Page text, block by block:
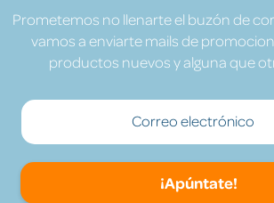
Prometemos no llenarte el buzón de
vamos a enviarte mails de
productos nuevos y alguna que
¡Apúntate!